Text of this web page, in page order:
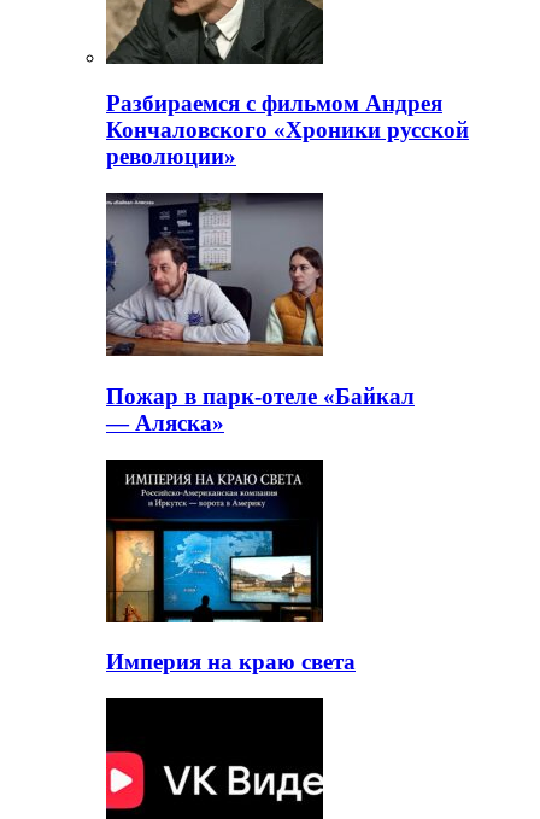
Разбираемся с фильмом Андрея
Кончаловского «Хроники русской
революции»
Пожар в парк-отеле «Байкал
— Аляска»
Империя на краю света